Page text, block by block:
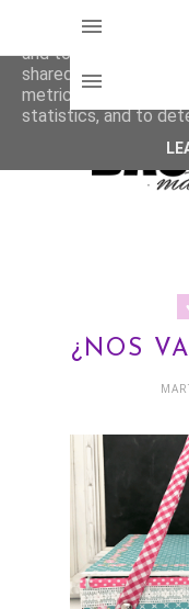
¿NOS
This site uses
and to analyze
shared with Google
metrics to ensure
statistics, and to